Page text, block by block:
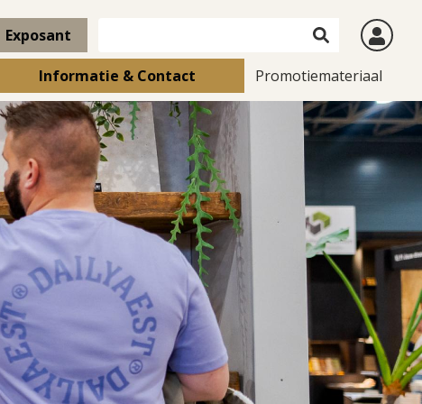
Exposant
Informatie & Contact Promotiemateriaal